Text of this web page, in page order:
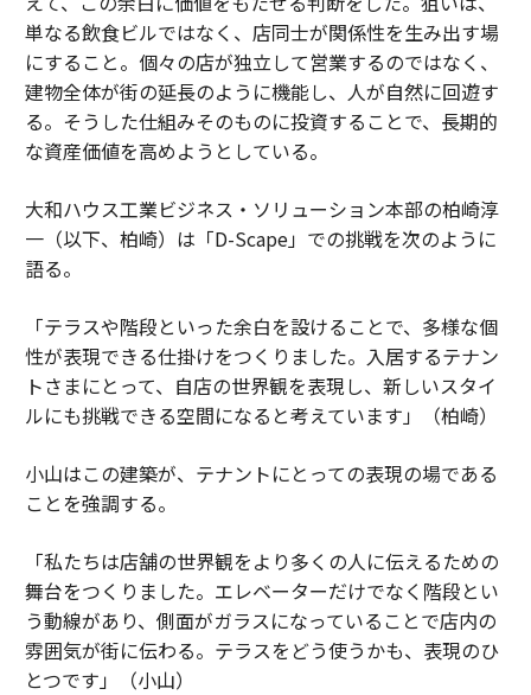
単なる飲食ビルではなく、店同士が関係性を生み出す場
にすること。個々の店が独立して営業するのではなく、
建物全体が街の延長のように機能し、人が自然に回遊す
る。そうした仕組みそのものに投資することで、長期的
な資産価値を高めようとしている。
大和ハウス工業ビジネス・ソリューション本部の柏崎淳
一（以下、柏崎）は「D-Scape」での挑戦を次のように
語る。
「テラスや階段といった余白を設けることで、多様な個
性が表現できる仕掛けをつくりました。入居するテナン
トさまにとって、自店の世界観を表現し、新しいスタイ
ルにも挑戦できる空間になると考えています」（柏崎）
小山はこの建築が、テナントにとっての表現の場である
ことを強調する。
「私たちは店舗の世界観をより多くの人に伝えるための
舞台をつくりました。エレベーターだけでなく階段とい
う動線があり、側面がガラスになっていることで店内の
雰囲気が街に伝わる。テラスをどう使うかも、表現のひ
とつです」（小山）